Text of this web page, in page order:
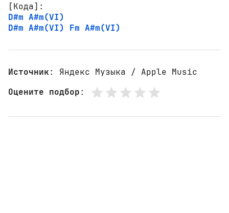
[Кода]:
D#m A#m(VI)
D#m A#m(VI) Fm A#m(VI)
Источник: Яндекс Музыка / Apple Music
Оцените подбор: